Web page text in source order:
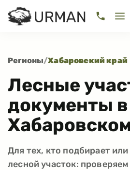
Регионы/Хабаровский край
Лесные
документы в
Для тех, кто подбирает
лесной участок: